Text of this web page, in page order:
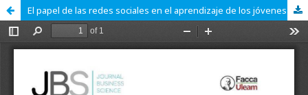
El papel de las redes sociales en el aprendizaje de los jóvenes en Bogotá, Colombia